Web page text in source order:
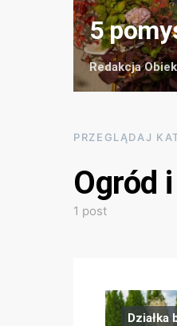
5
Redakcja
PRZEGLĄDAJ
Ogród
1 post
Działka
Konieczne
opcjonalne. Są
one potrzebne